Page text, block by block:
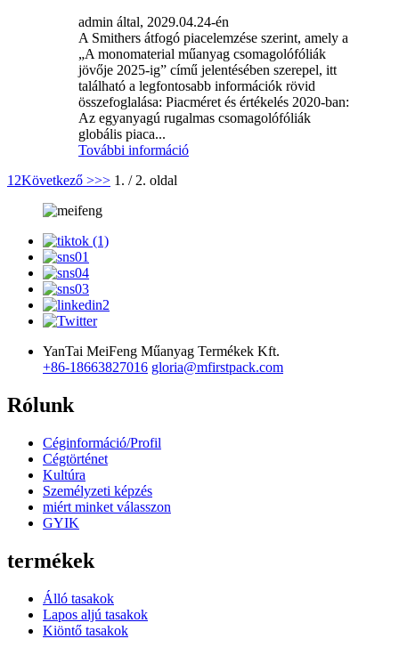
admin által, 2029.04.24-én
A Smithers átfogó piacelemzése szerint, amely a
„A monomaterial műanyag csomagolófóliák
jövője 2025-ig” című jelentésében szerepel, itt
található a legfontosabb információk rövid
összefoglalása: Piacméret és értékelés 2020-ban:
Az egyanyagú rugalmas csomagolófóliák
globális piaca...
További információ
1 2Következő >>> 1. / 2. oldal
YanTai MeiFeng Műanyag Termékek Kft.
+86-18663827016 gloria@mfirstpack.com
Rólunk
Céginformáció/Profil
Cégtörténet
Kultúra
Személyzeti képzés
miért minket válasszon
GYIK
termékek
Álló tasakok
Lapos aljú tasakok
Kiöntő tasakok